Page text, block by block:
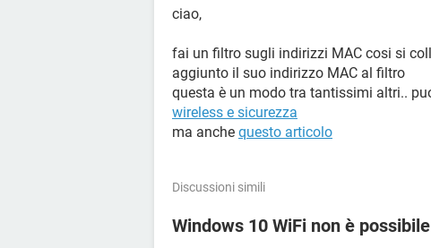
ciao,
fai un filtro sugli indirizzi MAC cosi si
aggiunto il suo indirizzo MAC al filtro
questa è un modo tra tantissimi altri..
wireless e sicurezza
ma anche questo articolo
Discussioni simili
Windows 10 WiFi non è